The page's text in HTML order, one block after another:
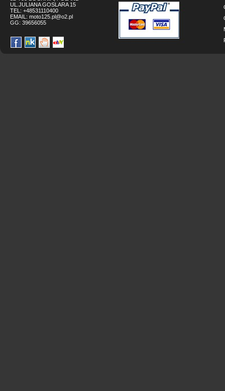
UL.JULIANA GOSLARA 15
TEL: +48531110400
EMAIL: moto125.pl@o2.pl
GG: 39656055